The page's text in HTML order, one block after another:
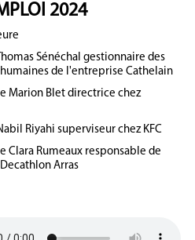
2024
Sénéchal gestionnaire des
de l'entreprise Cathelain
Marion Blet directrice chez
Riyahi superviseur chez KFC
Clara Rumeaux responsable de
Arras